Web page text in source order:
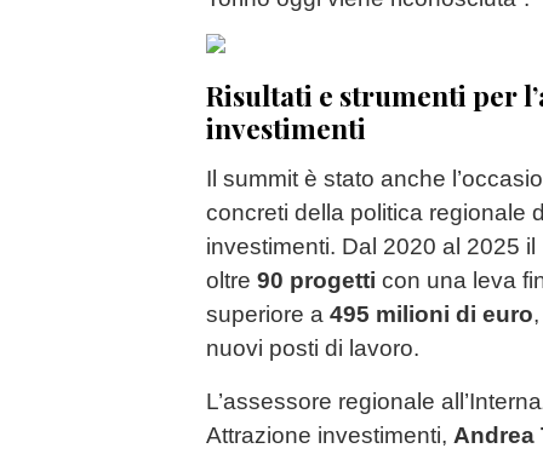
Risultati e strumenti per
investimenti
Il summit è stato anche
concreti della politica regionale
investimenti. Dal 2020 al 2025
oltre 90 progetti con una leva
superiore a 495 milioni di euro
nuovi posti di lavoro.
L’assessore regionale
Attrazione investimenti, Andrea